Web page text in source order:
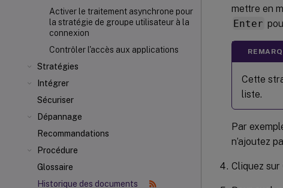
Activer le traitement asynchrone pour
la stratégie de groupe utilisateur à la
connexion
Contrôler l'accès aux applications
Stratégies
Intégrer
Sécuriser
Dépannage
Recommandations
Procédure
Glossaire
Historique des documents
mettre en
Enter
Cette
liste.
Par
n’ajoutez
Cliquez sur